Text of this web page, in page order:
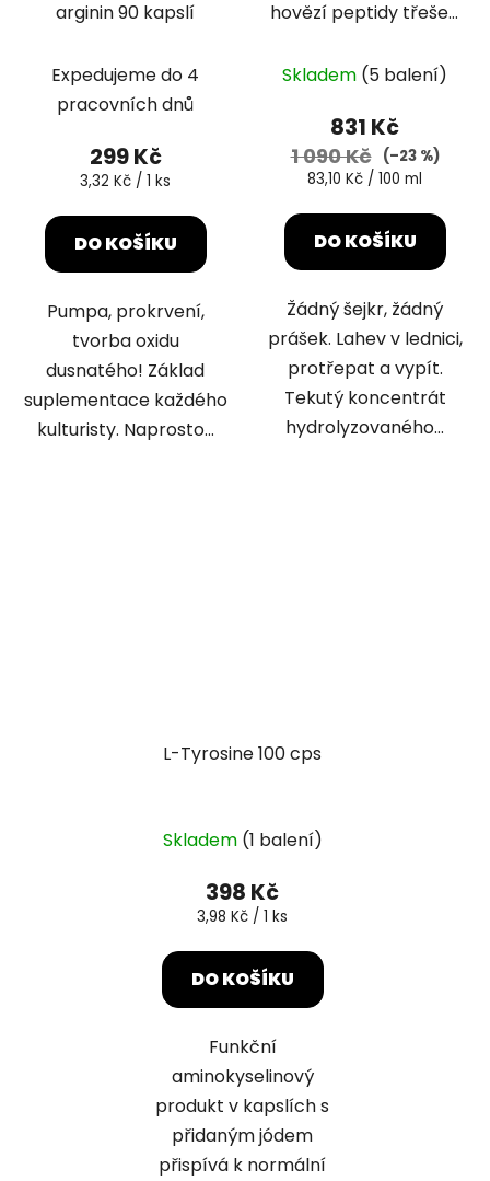
arginin 90 kapslí
Expedujeme do 4
pracovních dnů
299 Kč
Měrná
3,32 Kč / 1 ks
DO KOŠÍKU
Pumpa, prokrvení,
tvorba oxidu
dusnatého! Základ
suplementace každého
kulturisty. Naprosto...
hovězí peptidy třešeň
Skladem (5 balení)
831 Kč
1 090 Kč
(–23 %)
Měrná
83,10 Kč / 100 ml
DO KOŠÍKU
Žádný šejkr, žádný
prášek. Lahev v lednici,
protřepat a vypít.
Tekutý koncentrát
hydrolyzovaného...
L-Tyrosine 100 cps
Skladem (1 balení)
398 Kč
Měrná
3,98 Kč / 1 ks
DO KOŠÍKU
Funkční
aminokyselinový
produkt v kapslích s
přidaným jódem
přispívá k normální